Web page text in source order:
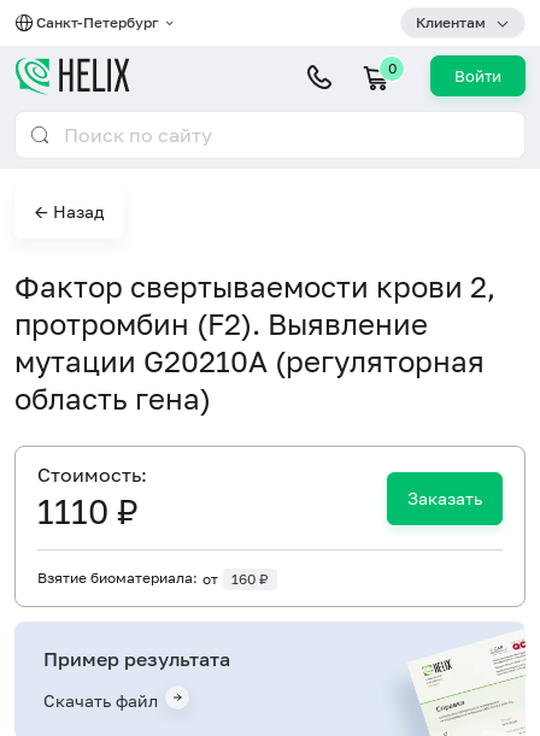
Санкт-Петербург Клиентам
0 Войти
← Назад
Фактор свертываемости крови 2,
протромбин (F2). Выявление
мутации G20210A (регуляторная
область гена)
Cтоимость:
1110 ₽ Заказать
Взятие биоматериала: от 160 ₽
Пример результата
Скачать файл